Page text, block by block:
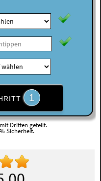
1
Dritten geteilt.
Sicherheit.